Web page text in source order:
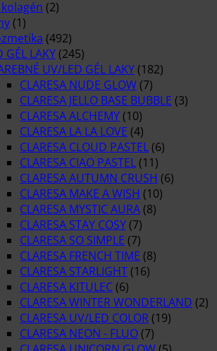
(2)
(1)
(492)
GÉL LAKY (245)
UV/LED GÉL LAKY (182)
CLARESA NUDE GLOW (7)
CLARESA JELLO BASE BUBBLE (3)
CLARESA ALCHEMY (10)
CLARESA LA LA LOVE (4)
CLARESA CLOUD PASTEL (6)
CLARESA CIAO PASTEL (11)
CLARESA AUTUMN CRUSH (6)
CLARESA MAKE A WISH (10)
CLARESA MYSTIC AURA (8)
CLARESA STAY COSY (7)
CLARESA SO SIMPLE (7)
CLARESA FRENCH TIME (8)
CLARESA STARLIGHT (16)
CLARESA KITULEC (6)
CLARESA WINTER WONDERLAND (2)
CLARESA UV/LED COLOR (19)
CLARESA NEON - FLUO (7)